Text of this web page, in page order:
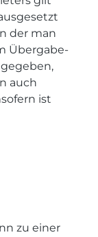
der man
Übergabe-
auch
ist
zu einer